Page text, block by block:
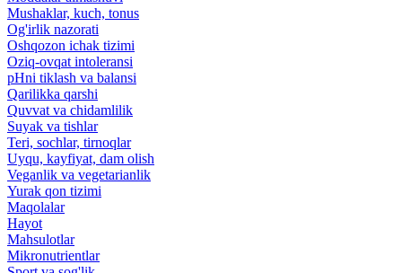
Mushaklar, kuch, tonus
Og'irlik nazorati
Oshqozon ichak tizimi
Oziq-ovqat intoleransi
pHni tiklash va balansi
Qarilikka qarshi
Quvvat va chidamlilik
Suyak va tishlar
Teri, sochlar, tirnoqlar
Uyqu, kayfiyat, dam olish
Veganlik va vegetarianlik
Yurak qon tizimi
Maqolalar
Hayot
Mahsulotlar
Mikronutrientlar